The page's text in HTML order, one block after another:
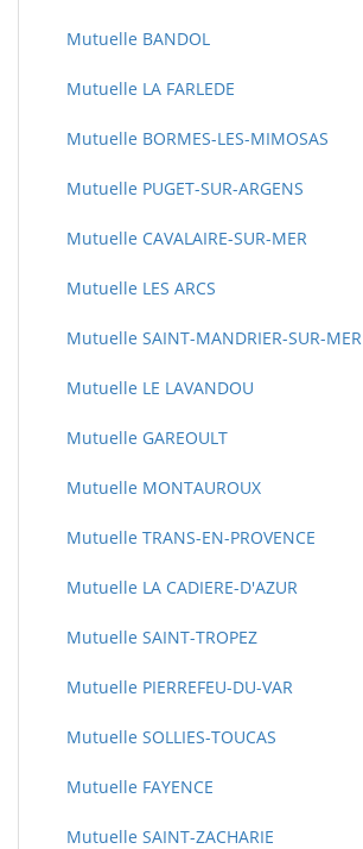
Mutuelle BANDOL
Mutuelle LA FARLEDE
Mutuelle BORMES-LES-MIMOSAS
Mutuelle PUGET-SUR-ARGENS
Mutuelle CAVALAIRE-SUR-MER
Mutuelle LES ARCS
Mutuelle SAINT-MANDRIER-SUR-MER
Mutuelle LE LAVANDOU
Mutuelle GAREOULT
Mutuelle MONTAUROUX
Mutuelle TRANS-EN-PROVENCE
Mutuelle LA CADIERE-D'AZUR
Mutuelle SAINT-TROPEZ
Mutuelle PIERREFEU-DU-VAR
Mutuelle SOLLIES-TOUCAS
Mutuelle FAYENCE
Mutuelle SAINT-ZACHARIE